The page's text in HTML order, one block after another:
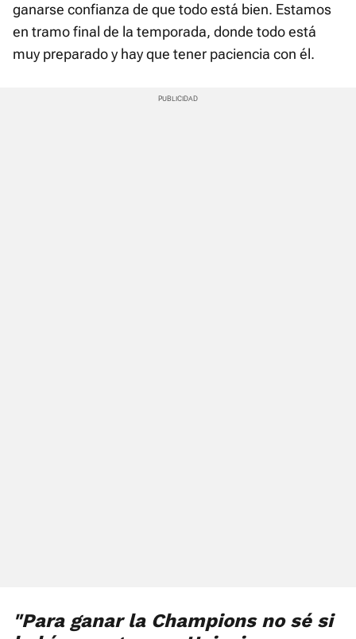
ganarse confianza de que todo está bien. Estamos
en tramo final de la temporada, donde todo está
muy preparado y hay que tener paciencia con él.
"Para ganar la Champions no sé si